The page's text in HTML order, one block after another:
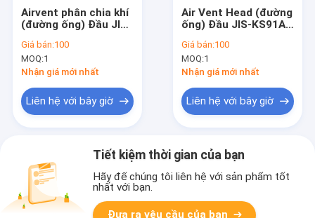
Airvent phân chia khí
(đường ống) Đầu JIS-
Giá bán:100
MOQ:1
Nhận giá mới nhất
Liên hệ với bây giờ
Air Vent Head (đường
ống) Đầu JIS-KS91A-
Giá bán:100
MOQ:1
Nhận giá mới nhất
Liên hệ với bây giờ
Tiết kiệm thời gian của bạn
Hãy để chúng tôi liên hệ với sản phẩm tốt
nhất với bạn.
Đưa ra yêu cầu của bạn